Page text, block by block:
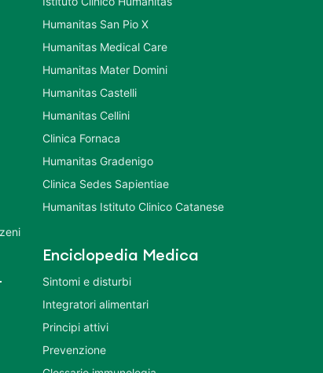
Humanitas San Pio X
Humanitas Medical Care
Humanitas Mater Domini
Humanitas Castelli
Humanitas Cellini
Clinica Fornaca
Humanitas Gradenigo
Clinica Sedes Sapientiae
Humanitas Istituto Clinico Catanese
Enciclopedia Medica
Sintomi e disturbi
Integratori alimentari
Principi attivi
Prevenzione